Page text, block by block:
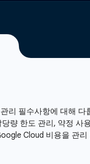
리 필수사항에 대해
량 한도 관리, 약정 사
Cloud 비용을 관